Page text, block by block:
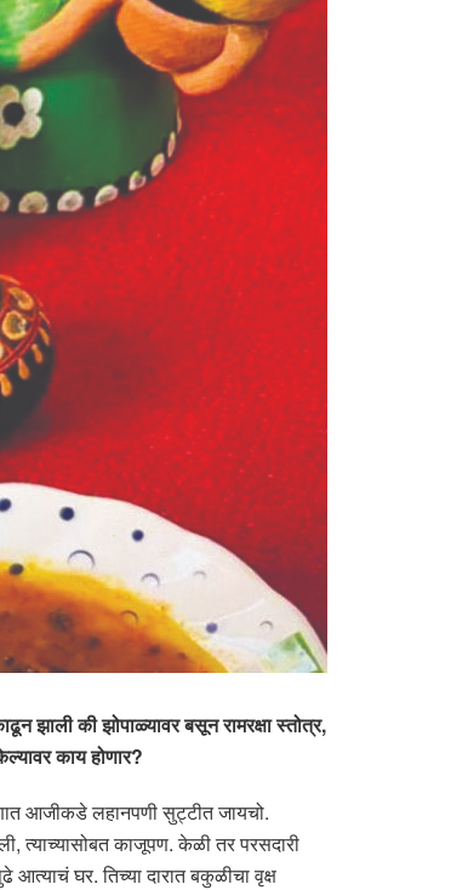
झाली की झोपाळ्यावर बसून रामरक्षा स्तोत्र,
काय होणार?
आजीकडे लहानपणी सुट्टीत जायचो.
त्याच्यासोबत काजूपण. केळी तर परसदारी
घर. तिच्या दारात बकुळीचा वृक्ष